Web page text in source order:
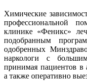
Химические
профессиональной
клинике «Феникс»
подобранным
одобренных
наркологи с
принимая пациентов в
а также оперативно